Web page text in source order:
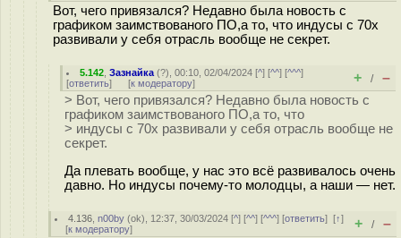
Вот, чего привязался? Недавно была новость с
графиком заимствованого ПО,а то, что индусы с 70х
развивали у себя отрасль вообще не секрет.
5.142 ,Зазнайка (?), 00:10, 02/04/2024 [^] [^^] [^^^]
[ответить] [к модератору] + / –
> Вот, чего привязался? Недавно была новость с
графиком заимствованого ПО,а то, что
> индусы с 70х развивали у себя отрасль вообще не
секрет.
Да плевать вообще, у нас это всё развивалось очень
давно. Но индусы почему-то молодцы, а наши — нет.
4.136 ,n00by (ok), 12:37, 30/03/2024 [^] [^^] [^^^] [ответить][↑]
[к модератору] + / –